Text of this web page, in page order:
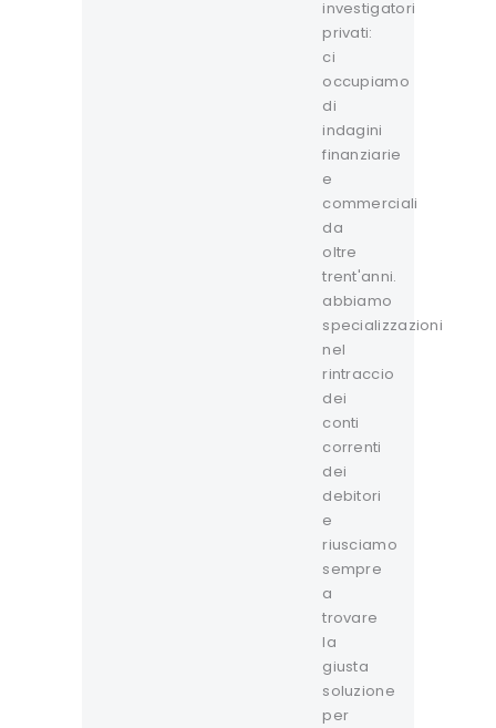
investigatori
privati:
ci
occupiamo
di
indagini
finanziarie
e
commerciali
da
oltre
trent'anni.
abbiamo
specializzazioni
nel
rintraccio
dei
conti
correnti
dei
debitori
e
riusciamo
sempre
a
trovare
la
giusta
soluzione
per